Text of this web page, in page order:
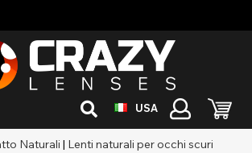
USA
Naturali | Lenti naturali per occhi scuri